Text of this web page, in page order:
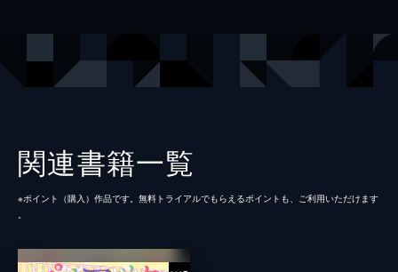
関連書籍一覧
※ポイント（購⼊）作品です。無料トライアルでもらえるポイントも、ご利⽤いただけます
。